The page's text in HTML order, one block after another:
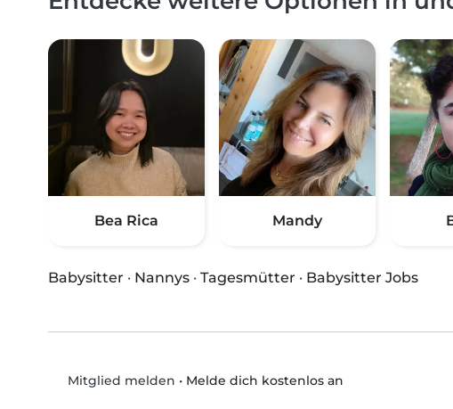
Bea Rica Mandy
Babysitter · Nannys · Tagesmütter · Babysitter Jobs
Mitglied melden • Melde dich kostenlos an